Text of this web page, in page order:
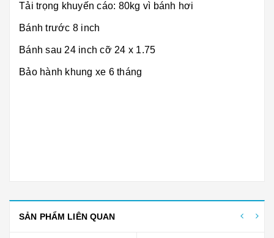
Tải trọng khuyến cáo: 80kg vì bánh hơi
Bánh trước 8 inch
Bánh sau 24 inch cỡ 24 x 1.75
Bảo hành khung xe 6 tháng
SẢN PHẨM LIÊN QUAN